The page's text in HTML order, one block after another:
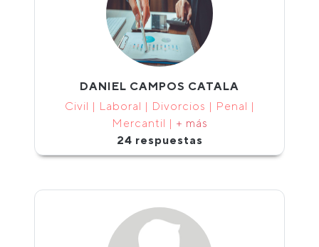
DANIEL CAMPOS CATALA
Civil | Laboral | Divorcios | Penal |
Mercantil | + más
24 respuestas